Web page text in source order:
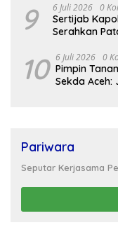
9 6 Juli 2026 0
Sertijab
Serahkan
10 6 Juli 2026 0
Pimpin
Sekda Aceh:
Pariwara
Seputar Kerjasama